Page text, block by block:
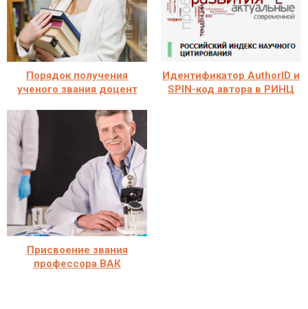
Порядок получения
ученого звания доцент
Идентификатор AuthorID и
SPIN-код автора в РИНЦ
Присвоение звания
профессора ВАК